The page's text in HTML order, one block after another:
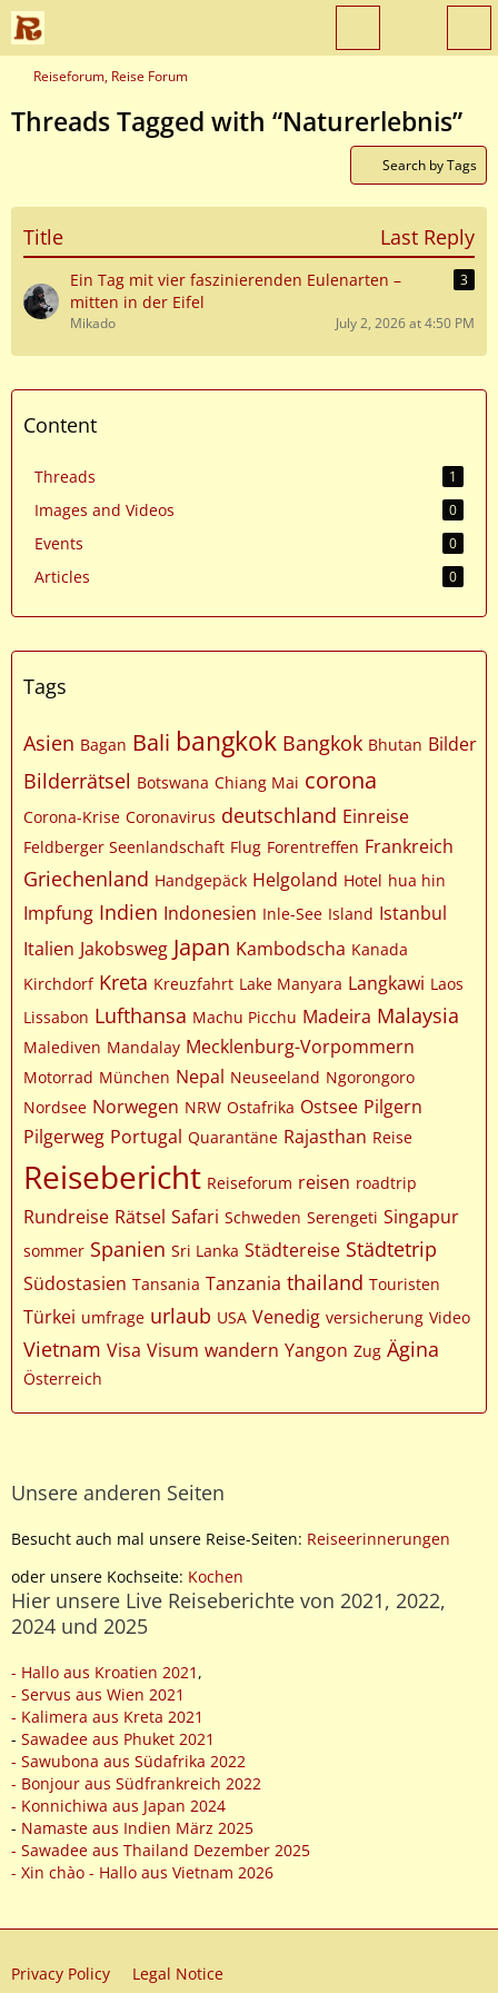
Reiseforum, Reise Forum
Threads Tagged with “Naturerlebnis”
Search by Tags
Title Last Reply
Ein Tag mit vier faszinierenden Eulenarten –
mitten in der Eifel
3
Mikado July 2, 2026 at 4:50 PM
Content
Threads 1
Images and Videos 0
Events 0
Articles 0
Tags
Asien Bagan Bali bangkok Bangkok Bhutan Bilder
Bilderrätsel Botswana Chiang Mai corona
Corona-Krise Coronavirus deutschland Einreise
Feldberger Seenlandschaft Flug Forentreffen Frankreich
Griechenland Handgepäck Helgoland Hotel hua hin
Impfung Indien Indonesien Inle-See Island Istanbul
Italien Jakobsweg Japan Kambodscha Kanada
Kirchdorf Kreta Kreuzfahrt Lake Manyara Langkawi Laos
Lissabon Lufthansa Machu Picchu Madeira Malaysia
Malediven Mandalay Mecklenburg-Vorpommern
Motorrad München Nepal Neuseeland Ngorongoro
Nordsee Norwegen NRW Ostafrika Ostsee Pilgern
Pilgerweg Portugal Quarantäne Rajasthan Reise
Reisebericht Reiseforum reisen roadtrip
Rundreise Rätsel Safari Schweden Serengeti Singapur
sommer Spanien Sri Lanka Städtereise Städtetrip
Südostasien Tansania Tanzania thailand Touristen
Türkei umfrage urlaub USA Venedig versicherung Video
Vietnam Visa Visum wandern Yangon Zug Ägina
Österreich
Unsere anderen Seiten
Besucht auch mal unsere Reise-Seiten: Reiseerinnerungen
oder unsere Kochseite: Kochen
Hier unsere Live Reiseberichte von 2021, 2022,
2024 und 2025
- Hallo aus Kroatien 2021 ,
- Servus aus Wien 2021
- Kalimera aus Kreta 2021
- Sawadee aus Phuket 2021
- Sawubona aus Südafrika 2022
- Bonjour aus Südfrankreich 2022
- Konnichiwa aus Japan 2024
- Namaste aus Indien März 2025
- Sawadee aus Thailand Dezember 2025
- Xin chào - Hallo aus Vietnam 2026
Privacy Policy Legal Notice